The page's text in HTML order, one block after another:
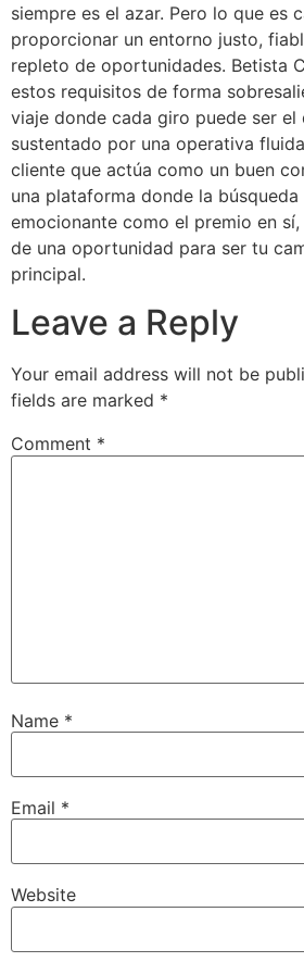
siempre es el azar. Pero lo que es
proporcionar un entorno justo,
repleto de oportunidades. Betista
estos requisitos de forma
viaje donde cada giro puede ser el
sustentado por una operativa
cliente que actúa como un buen
una plataforma donde la búsqueda
emocionante como el premio en
de una oportunidad para ser tu
principal.
Leave a Reply
Your email address will not be
fields are marked *
Comment *
Name *
Email *
Website